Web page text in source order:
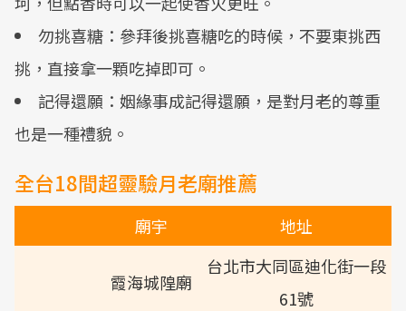
勿挑喜糖：參拜後挑喜糖吃的時候，不要東挑西
挑，直接拿一顆吃掉即可。
記得還願：姻緣事成記得還願，是對月老的尊重
也是一種禮貌。
全台18間超靈驗月老廟推薦
廟宇 地址
霞海城隍廟
台北市大同區迪化街一段
61號